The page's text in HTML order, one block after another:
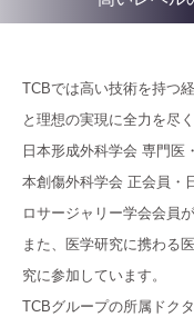
TCBでは高い技術を持つ
と理想の実現に全力を尽
日本形成外科学会 専門医
本創傷外科学会 正会員・
ロサージャリー学会会員が
また、医学研究に携わる
究に参加しています。
TCBグループの所属ドク